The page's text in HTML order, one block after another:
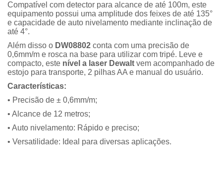
Compatível com detector para alcance de até 100m, este
equipamento possui uma amplitude dos feixes de até 135
e capacidade de auto nivelamento mediante inclinação de
até 4°.
Além disso o DW08802 conta com uma precisão de
0,6mm/m e rosca na base para utilizar com tripé. Leve e
compacto, este nível a laser Dewalt vem acompanhado de
estojo para transporte, 2 pilhas AA e manual do usuário.
Características:
• Precisão de ± 0,6mm/m;
• Alcance de 12 metros;
• Auto nivelamento: Rápido e preciso;
• Versatilidade: Ideal para diversas aplicações.